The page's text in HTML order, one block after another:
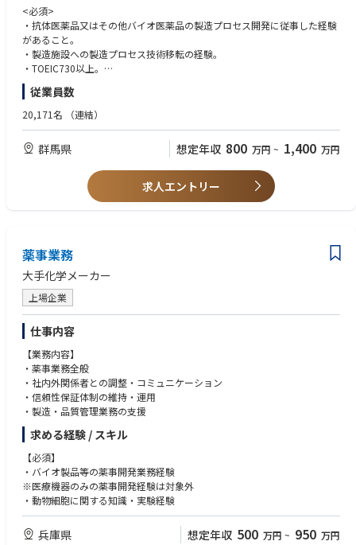
＜入社後のキャリアパス＞
・バイオ医薬品の製造プロセスを理解している強みを活かした、品質保
証、薬事、CMCマネージメント、サプライチェーンマネージメント業務に
就く機会がある
<必須>
・抗体医薬品又はその他バイオ医薬品の製造プロセス開発に従事した経験
があること。
・製造施設への製造プロセス技術移転の経験。
・TOEIC730以上。
・年齢、国籍、経験を問わず多様性を理解し、各種ステークホルダーと良
好な関係が築けること
・海外製造場所への技術移転の経験
・CMCに関わるPJマネジメントの経験
・修士卒以上の学位
・海外赴任経験
従業員数
20,171名 （連結）
群馬県 想定年収 800 万円 ~ 1,400 万円
求人エントリー
薬事業務
大手化学メーカー
上場企業
仕事内容
【業務内容】
・薬事業務全般
・社内外関係者との調整・コミュニケーション
・信頼性保証体制の維持・運用
・製造・品質管理業務の支援
求める経験 / スキル
【必須】
・バイオ製品等の薬事開発業務経験
※医療機器のみの薬事開発経験は対象外
・動物細胞に関する知識・実験経験
兵庫県 想定年収 500 万円 ~ 950 万円